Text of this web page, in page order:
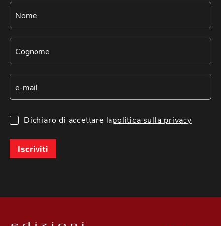
Dichiaro di accettare lapolitica sulla privacy
Iscriviti